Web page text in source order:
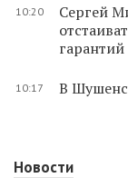
10:20
Сергей
10:17 В
Новости